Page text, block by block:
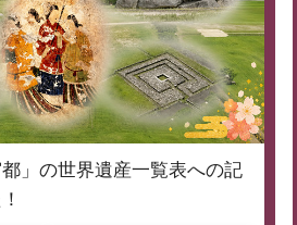
都」の世界遺産一覧表への記